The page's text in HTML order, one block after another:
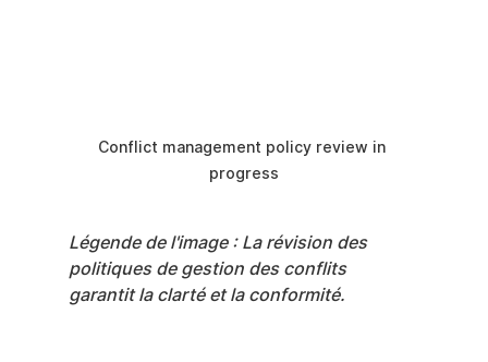
Conflict management policy review in
progress
Légende de l'image : La révision des
politiques de gestion des conflits
garantit la clarté et la conformité.